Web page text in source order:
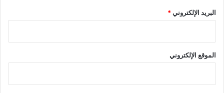
البريد الإلكتروني*
الموقع الإلكتروني